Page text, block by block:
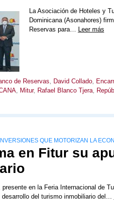
La Asociación de Hoteles y
Dominicana (Asonahores)
Reservas para… Leer más
de Reservas, David Collado,
, Mitur, Rafael Blanco Tjera,
QUE MOTORIZAN LA
en Fitur su
presente en la Feria Internacional de
desarrollo del turismo inmobiliario del…